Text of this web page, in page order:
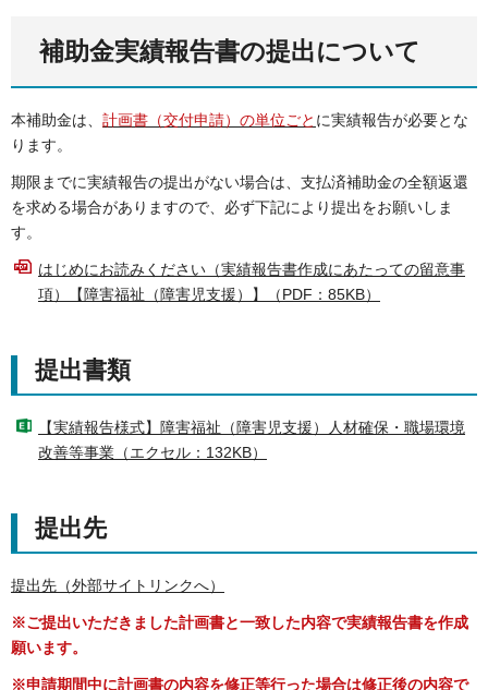
補助金実績報告書の提出について
本補助金は、 計画書（交付申請）の単位ごと に実績報告が必要とな
ります。
期限までに実績報告の提出がない場合は、支払済補助金の全額返還
を求める場合がありますので、必ず下記により提出をお願いしま
す。
はじめにお読みください（実績報告書作成にあたっての留意事
項）【障害福祉（障害児支援）】（PDF：85KB）
提出書類
【実績報告様式】障害福祉（障害児支援）人材確保・職場環境
改善等事業（エクセル：132KB）
提出先
提出先（外部サイトリンクへ）
※ご提出いただきました計画書と一致した内容で実績報告書を作成
願います。
※申請期間中に計画書の内容を修正等行った場合は修正後の内容で